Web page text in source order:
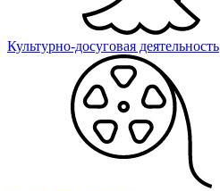
Культурно-досуговая деятельность